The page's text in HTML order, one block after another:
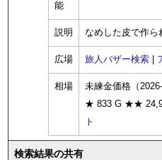
能
説明 なめした皮で作ら
広場 旅人バザー検索
相場
未練金価格（
★ 833 G ★★
ト
検索結果の共有